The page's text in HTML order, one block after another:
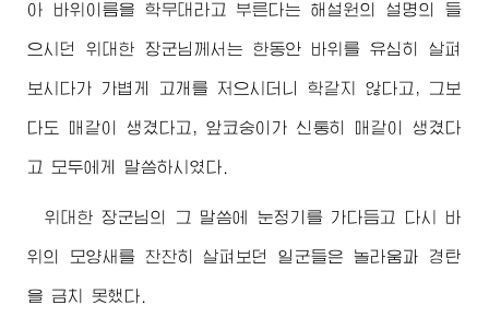
아 바위이름을 학무대라고 부른다는 해설원의 설명의 들
으시던 위대한 장군님께서 는 한동안 바위를 유심히 살펴
보시다가 가볍게 고개를 저으시더니 학같지 않다고, 그보
다도 매같이 생겼다고, 앞코숭이가 신통히 매같이 생겼다
고 모두에게 말씀하시였다.
위대한 장군님의 그 말씀에 눈정기를 가다듬고 다시 바
위의 모양새를 찬찬히 살펴보던 일군들은 놀라움과 경탄
을 금치 못했다.